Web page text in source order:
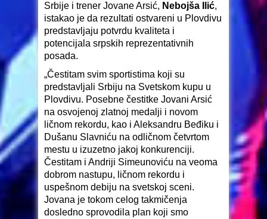
Srbije i trener Jovane Arsić, Nebojša Ilić,
istakao je da rezultati ostvareni u Plovdivu
predstavljaju potvrdu kvaliteta i
potencijala srpskih reprezentativnih
posada.
„Čestitam svim sportistima koji su
predstavljali Srbiju na Svetskom kupu u
Plovdivu. Posebne čestitke Jovani Arsić
na osvojenoj zlatnoj medalji i novom
ličnom rekordu, kao i Aleksandru Beđiku i
Dušanu Slavniću na odličnom četvrtom
mestu u izuzetno jakoj konkurenciji.
Čestitam i Andriji Simeunoviću na veoma
dobrom nastupu, ličnom rekordu i
uspešnom debiju na svetskoj sceni.
Jovana je tokom celog takmičenja
dosledno sprovodila plan koji smo